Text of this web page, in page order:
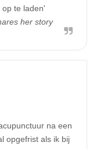
te laden'
her story
na een
opgefrist als ik bij